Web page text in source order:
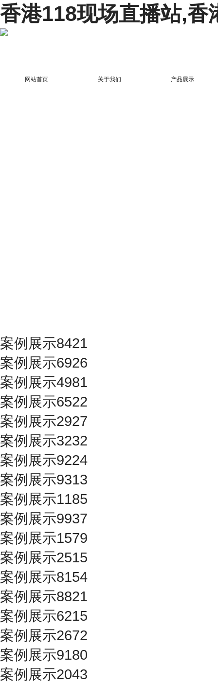
香港118现场直播站,香
网站首页 关于我们 产品展示
案例展示8421
案例展示6926
案例展示4981
案例展示6522
案例展示2927
案例展示3232
案例展示9224
案例展示9313
案例展示1185
案例展示9937
案例展示1579
案例展示2515
案例展示8154
案例展示8821
案例展示6215
案例展示2672
案例展示9180
案例展示2043